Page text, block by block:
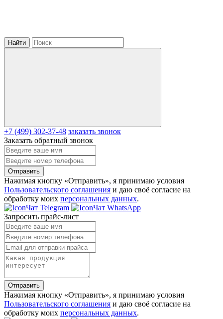
Найти
+7 (499) 302-37-48 заказать звонок
Заказать обратный звонок
Отправить
Нажимая кнопку «Отправить», я принимаю условия
Пользовательского соглашения и даю своё согласие на
обработку моих персональных данных.
Чат Telegram
Чат WhatsApp
Запросить прайс-лист
Отправить
Нажимая кнопку «Отправить», я принимаю условия
Пользовательского соглашения и даю своё согласие на
обработку моих персональных данных.